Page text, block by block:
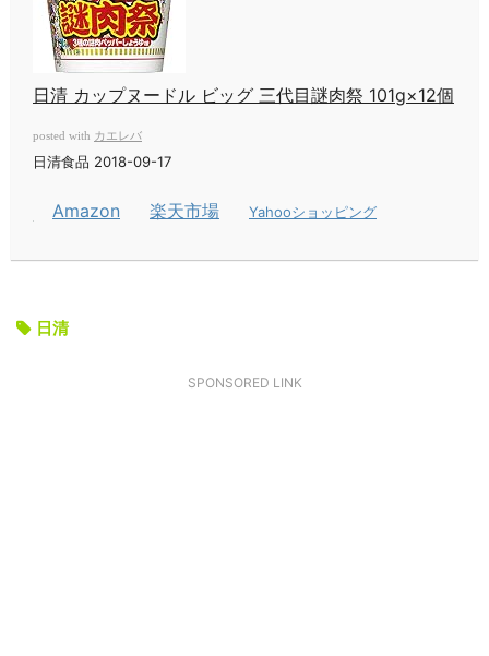
日清 カップヌードル ビッグ 三代目謎肉祭 101g×12個
posted with カエレバ
日清食品 2018-09-17
Amazon 楽天市場 Yahooショッピング
日清
SPONSORED LINK